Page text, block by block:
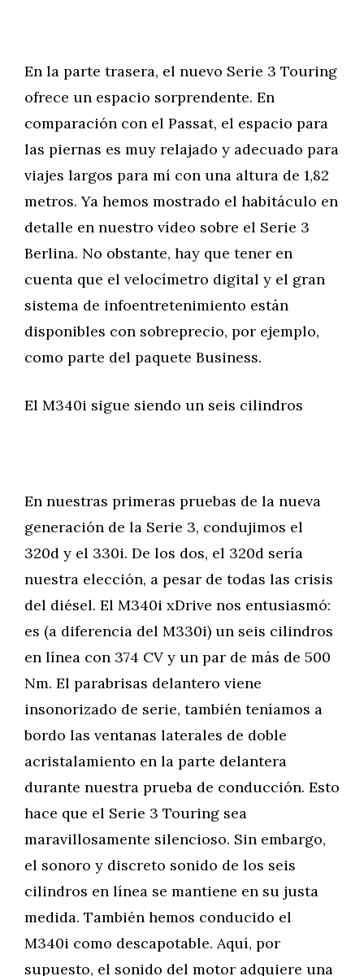
En la parte trasera, el nuevo Serie 3 Touring
ofrece un espacio sorprendente. En
comparación con el Passat, el espacio para
las piernas es muy relajado y adecuado para
viajes largos para mí con una altura de 1,82
metros. Ya hemos mostrado el habitáculo en
detalle en nuestro vídeo sobre el Serie 3
Berlina. No obstante, hay que tener en
cuenta que el velocímetro digital y el gran
sistema de infoentretenimiento están
disponibles con sobreprecio, por ejemplo,
como parte del paquete Business.
El M340i sigue siendo un seis cilindros
En nuestras primeras pruebas de la nueva
generación de la Serie 3, condujimos el
320d y el 330i. De los dos, el 320d sería
nuestra elección, a pesar de todas las crisis
del diésel. El M340i xDrive nos entusiasmó:
es (a diferencia del M330i) un seis cilindros
en línea con 374 CV y un par de más de 500
Nm. El parabrisas delantero viene
insonorizado de serie, también teníamos a
bordo las ventanas laterales de doble
acristalamiento en la parte delantera
durante nuestra prueba de conducción. Esto
hace que el Serie 3 Touring sea
maravillosamente silencioso. Sin embargo,
el sonoro y discreto sonido de los seis
cilindros en línea se mantiene en su justa
medida. También hemos conducido el
M340i como descapotable. Aquí, por
supuesto, el sonido del motor adquiere una